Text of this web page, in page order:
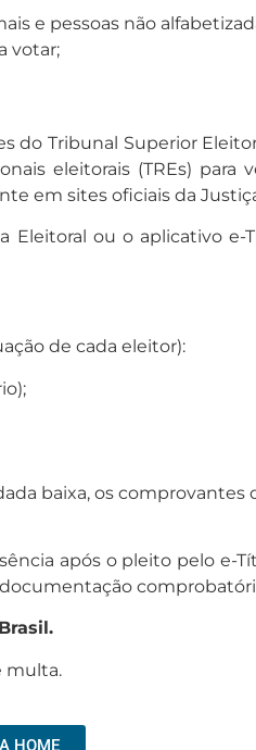
e pessoas não
votar;
do Tribunal Superior
eleitorais (TREs)
em sites oficiais da
Eleitoral ou o aplicativo
de cada eleitor):
baixa, os
após o pleito pelo e-
multa.
HOME